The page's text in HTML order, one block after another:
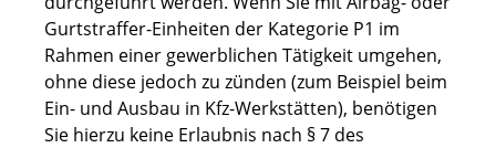
Gurtstraffer-Einheiten der Kategorie P1 im
Rahmen einer gewerblichen Tätigkeit umgehen,
ohne diese jedoch zu zünden (zum Beispiel beim
Ein- und Ausbau in Kfz-Werkstätten), benötigen
Sie hierzu keine Erlaubnis nach § 7 des